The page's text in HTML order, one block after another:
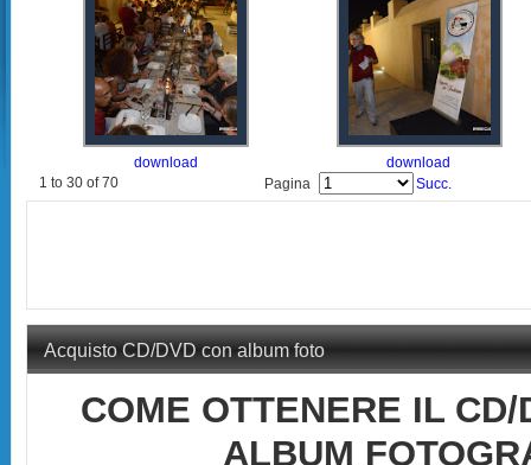
download
download
1 to 30 of 70
Pagina Succ.
Acquisto CD/DVD con album foto
COME OTTENERE IL
ALBUM